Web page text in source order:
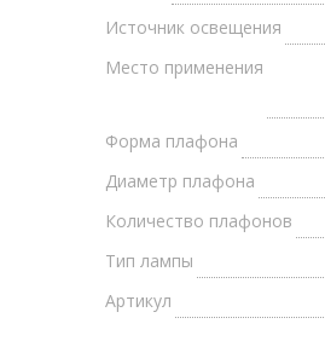
Источник освещения
Место применения
Форма плафона
Диаметр плафона
Количество плафонов
Тип лампы
Артикул